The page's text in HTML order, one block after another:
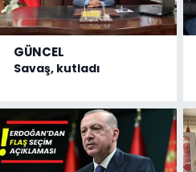
GÜNCEL
Savaş, kutladı